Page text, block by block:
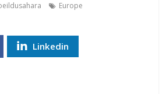
Europe
Linkedin